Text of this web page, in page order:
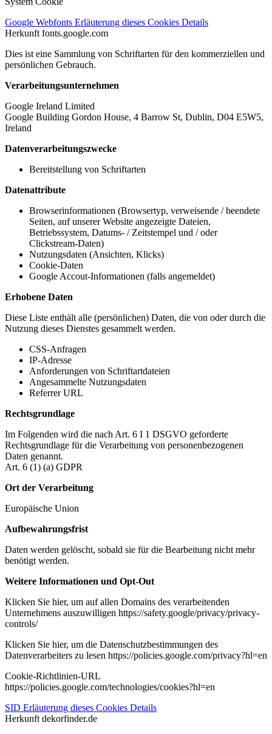
Google Webfonts Erläuterung dieses Cookies Details
Herkunft fonts.google.com
Dies ist eine Sammlung von Schriftarten für den kommerziellen und
persönlichen Gebrauch.
Verarbeitungsunternehmen
Google Ireland Limited
Google Building Gordon House, 4 Barrow St, Dublin, D04 E5W5,
Ireland
Datenverarbeitungszwecke
Bereitstellung von Schriftarten
Datenattribute
Browserinformationen (Browsertyp, verweisende / beendete
Seiten, auf unserer Website angezeigte Dateien,
Betriebssystem, Datums- / Zeitstempel und / oder
Clickstream-Daten)
Nutzungsdaten (Ansichten, Klicks)
Cookie-Daten
Google Accout-Informationen (falls angemeldet)
Erhobene Daten
Diese Liste enthält alle (persönlichen) Daten, die von oder durch die
Nutzung dieses Dienstes gesammelt werden.
CSS-Anfragen
IP-Adresse
Anforderungen von Schriftartdateien
Angesammelte Nutzungsdaten
Referrer URL
Rechtsgrundlage
Im Folgenden wird die nach Art. 6 I 1 DSGVO geforderte
Rechtsgrundlage für die Verarbeitung von personenbezogenen
Daten genannt.
Art. 6 (1) (a) GDPR
Ort der Verarbeitung
Europäische Union
Aufbewahrungsfrist
Daten werden gelöscht, sobald sie für die Bearbeitung nicht mehr
benötigt werden.
Weitere Informationen und Opt-Out
Klicken Sie hier, um auf allen Domains des verarbeitenden
Unternehmens auszuwilligen https://safety.google/privacy/privacy-
controls/
Klicken Sie hier, um die Datenschutzbestimmungen des
Datenverarbeiters zu lesen https://policies.google.com/privacy?hl=en
Cookie-Richtlinien-URL
https://policies.google.com/technologies/cookies?hl=en
SID Erläuterung dieses Cookies Details
Herkunft dekorfinder.de